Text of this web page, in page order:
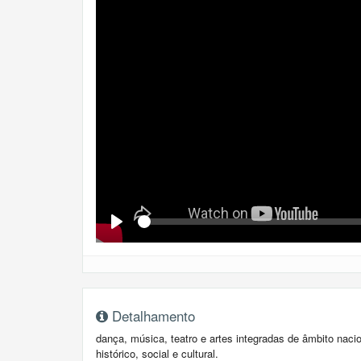
Play
Detalhamento
dança, música, teatro e artes integradas de âmbito
histórico, social e cultural.